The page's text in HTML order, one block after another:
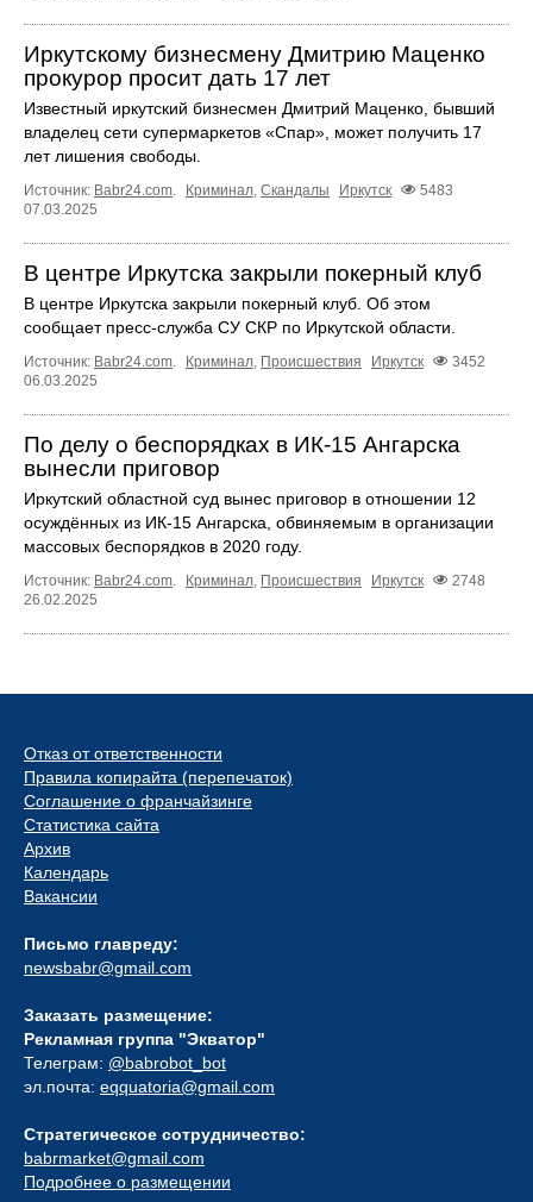
Иркутскому бизнесмену Дмитрию Маценко
прокурор просит дать 17 лет
Известный иркутский бизнесмен Дмитрий Маценко, бывший
владелец сети супермаркетов «Спар», может получить 17
лет лишения свободы.
Источник: Babr24.com Криминал Скандалы Иркутск
5483
07.03.2025
В центре Иркутска закрыли покерный клуб
В центре Иркутска закрыли покерный клуб. Об этом
сообщает пресс-служба СУ СКР по Иркутской области.
Источник: Babr24.com Криминал Происшествия Иркутск
3452
06.03.2025
По делу о беспорядках в ИК-15 Ангарска
вынесли приговор
Иркутский областной суд вынес приговор в отношении 12
осуждённых из ИК-15 Ангарска, обвиняемым в организации
массовых беспорядков в 2020 году.
Источник: Babr24.com. Криминал, Происшествия Иркутск
2748
26.02.2025
Отказ от ответственности
Правила копирайта (перепечаток)
Соглашение о франчайзинге
Статистика сайта
Архив
Календарь
Вакансии
Письмо главреду:
newsbabr@gmail.com
Заказать размещение:
Рекламная группа "Экватор"
Телеграм: @babrobot_bot
эл.почта: eqquatoria@gmail.com
Стратегическое сотрудничество:
babrmarket@gmail.com
Подробнее о размещении